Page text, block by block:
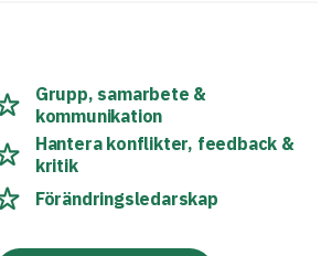
Grupp, samarbete &
kommunikation
Hantera konflikter, feedback &
kritik
Förändringsledarskap